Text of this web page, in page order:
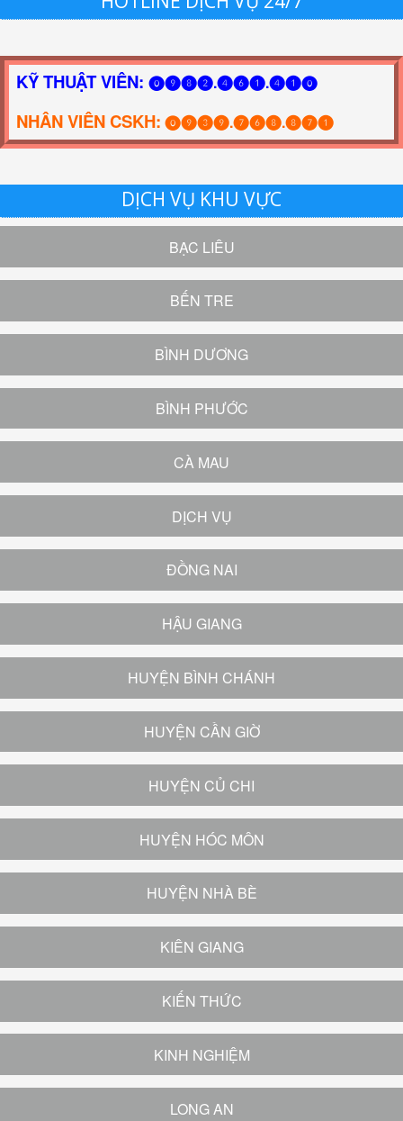
KỸ THUẬT VIÊN: ⓿❾❽❷.❹❻❶.❹❶⓿
NHÂN VIÊN CSKH: ⓿❾❸❾.❼❻❽.❽❼❶
DỊCH VỤ KHU VỰC
BẠC LIÊU
BẾN TRE
BÌNH DƯƠNG
BÌNH PHƯỚC
CÀ MAU
DỊCH VỤ
ĐỒNG NAI
HẬU GIANG
HUYỆN BÌNH CHÁNH
HUYỆN CẦN GIỜ
HUYỆN CỦ CHI
HUYỆN HÓC MÔN
HUYỆN NHÀ BÈ
KIÊN GIANG
KIẾN THỨC
KINH NGHIỆM
LONG AN